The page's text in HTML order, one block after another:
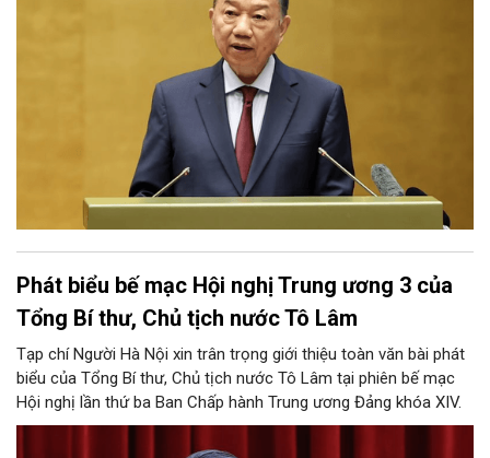
Phát biểu bế mạc Hội nghị Trung ương 3 của
Tổng Bí thư, Chủ tịch nước Tô Lâm
Tạp chí Người Hà Nội xin trân trọng giới thiệu toàn văn bài phát
biểu của Tổng Bí thư, Chủ tịch nước Tô Lâm tại phiên bế mạc
Hội nghị lần thứ ba Ban Chấp hành Trung ương Đảng khóa XIV.